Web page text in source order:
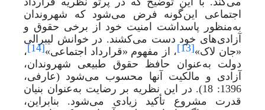
اجتماعی این‌گونه فرض می‌شود که شهروندان
بهمنظور پاسداشت امنیت خود از برخی حقوق و
آزادی‌های خود دست می‌کشند. در خوانش لیبرالی
«جان لاک»[13]، از مفهوم «قرارداد اجتماعی»[14]،
دولت بهعنوان حافظ حقوق طبیعی شهروندان،
آزادی و مالکیت آنها محسوب می‌شود (عارفی،
1396: 18). در این نظریه بر رضایت به
عنوان بنیان
قدرت مشروع تأکید زیادی می‌شود. بنابراین،